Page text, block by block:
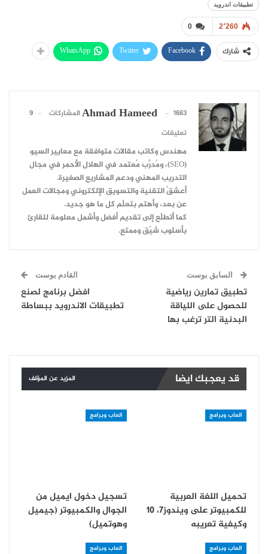
تطبيقات اندرويد
0 2٬260
شارك Facebook
Twitter
WhatsApp
Ahmad Hameed 1663 المشاركات
9
تعليقات
مهندس وكاتب مقالات متوافقة مع معايير السيو
(SEO)، ومُدرِّب مُعتمد في الهلال الأحمر في مجال
التدريب المهني ودعم المشاريع الصغيرة.
أعشقُ التقنية والتسويق الإلكتروني ومجالات العمل
عن بعد، وأهتم بتعلّم كل ما هو جديد.
كما أتطلّع إلى تقديم أفضل وأشمل معلومة للقارئ
بأسلوب شيّق وممتع.
السابق بوست
تطبيق تمارين رياضية
للحصول على اللياقة
البدنية التر ترغب بها
القادم بوست
افضل برنامج لصنع
تطبيقات الاندرويد ببساطة
قد يعجبك ايضا المزيد عن المؤلف
العاب وبرامج
تحميل اللغة العربية
للكمبيوتر على ويندوز7، 10
وكيفية تعريبه
العاب وبرامج
تسجيل دخول ايميل من
الجوال والكمبيوتر (جيميل
وهوتميل)
العاب وبرامج العاب وبرامج